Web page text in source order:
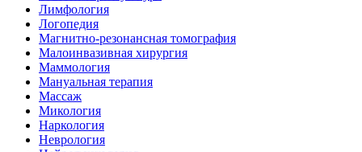
Лимфология
Логопедия
Магнитно-резонансная томография
Малоинвазивная хирургия
Маммология
Мануальная терапия
Массаж
Микология
Наркология
Неврология